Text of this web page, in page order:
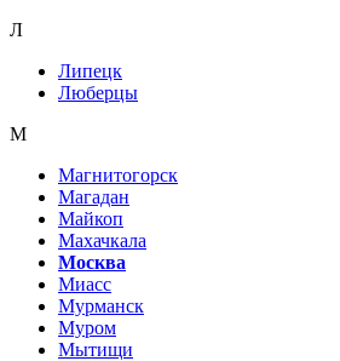
Л
Липецк
Люберцы
М
Магнитогорск
Магадан
Майкоп
Махачкала
Москва
Миасс
Мурманск
Муром
Мытищи